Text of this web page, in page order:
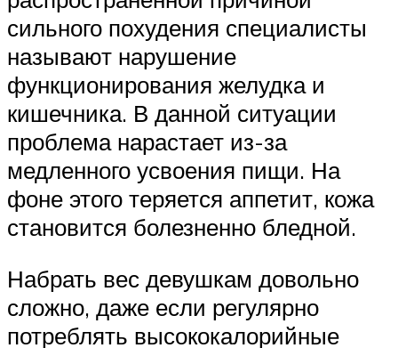
сильного похудения специалисты
называют нарушение
функционирования желудка и
кишечника. В данной ситуации
проблема нарастает из-за
медленного усвоения пищи. На
фоне этого теряется аппетит, кожа
становится болезненно бледной.
Набрать вес девушкам довольно
сложно, даже если регулярно
потреблять высококалорийные